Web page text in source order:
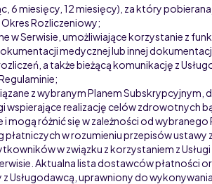
6 miesięcy, 12 miesięcy), za który
Rozliczeniowy;
w Serwisie, umożliwiające korzystanie z
medycznej lub innej
a także bieżącą komunikację z
;
z wybranym Planem
realizację celów zdrowotnych
różnić się w zależności od
w rozumieniu przepisów ustawy
w związku z korzystaniem z
Aktualna lista dostawców płatności
Usługodawcą, uprawniony do